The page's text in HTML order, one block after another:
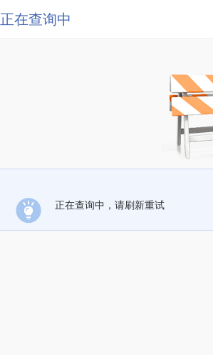
正在查询中
正在查询中，请刷新重试